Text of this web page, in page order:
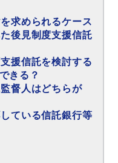
求められるケース
後見制度支援信託
援信託を検討する
きる？
督人はどちらが
ている信託銀行等